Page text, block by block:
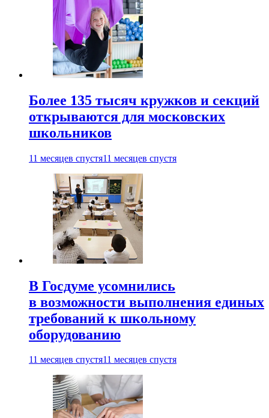
Более 135 тысяч кружков и секций
открываются для московских
школьников
11 месяцев спустя11 месяцев спустя
В Госдуме усомнились
в возможности выполнения единых
требований к школьному
оборудованию
11 месяцев спустя11 месяцев спустя